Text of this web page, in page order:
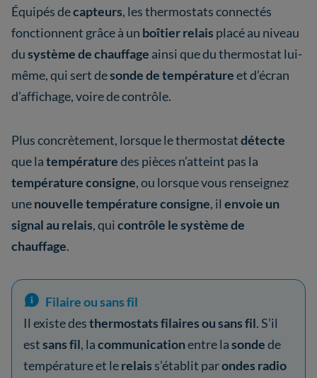
Équipés decapteurs, les thermostats connectés
fonctionnent grâce à un boîtier relais placé au niveau
dusystème de chauffage ainsi que du thermostat lui-
même, qui sert desonde de températureet d’écran
d’affichage, voire de contrôle.
Plus concrètement, lorsque le thermostatdétecte
que latempératuredes pièces n’atteint pas la
température consigne, ou lorsque vous renseignez
unenouvelle température consigne, il envoie un
signal au relais, quicontrôle le système de
chauffage.
Filaire ou sans fil
Il existe desthermostats filaires ou sans fil. S’il
estsans fil, lacommunicationentre lasondede
température et lerelais s’établit parondes radio